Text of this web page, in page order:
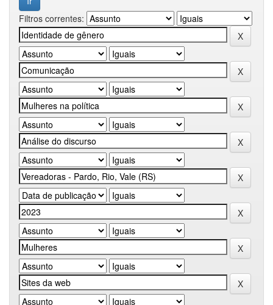
Filtros correntes: